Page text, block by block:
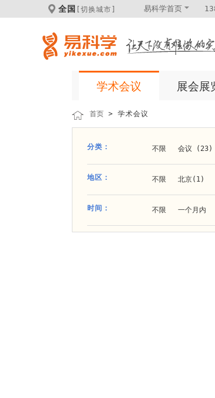
全国 [切换城市] 易科学首页
学术会议 展会展
首页 > 学术会议
分类： 不限 会议 (23)
材料 (11) 材
地区： 不限 北京(1)
时间： 不限 一个月内